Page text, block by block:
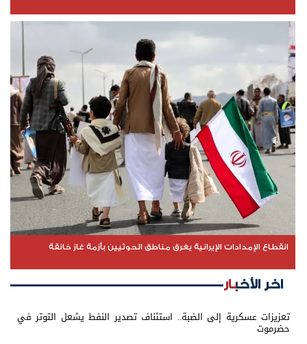
انقطاع الإمدادات الإيرانية يغرق مناطق الحوثيين بأزمة غاز خانقة
اخر الأخبار
تعزيزات عسكرية إلى الضبة.. استئناف تصدير النفط يشعل التوتر في
حضرموت